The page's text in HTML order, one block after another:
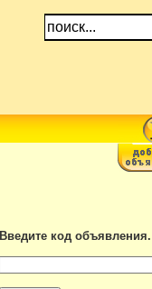
Введите код объявления.